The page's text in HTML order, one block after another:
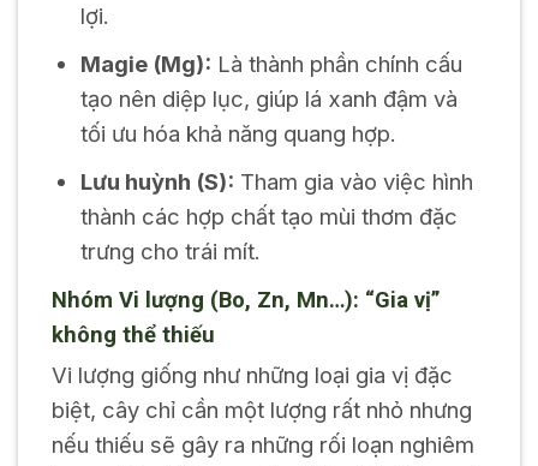
lợi.
Magie (Mg): Là thành phần chính cấu
tạo nên diệp lục, giúp lá xanh đậm và
tối ưu hóa khả năng quang hợp.
Lưu huỳnh (S): Tham gia vào việc hình
thành các hợp chất tạo mùi thơm đặc
trưng cho trái mít.
Nhóm Vi lượng (Bo, Zn, Mn…): “Gia vị”
không thể thiếu
Vi lượng giống như những loại gia vị đặc
biệt, cây chỉ cần một lượng rất nhỏ nhưng
nếu thiếu sẽ gây ra những rối loạn nghiêm